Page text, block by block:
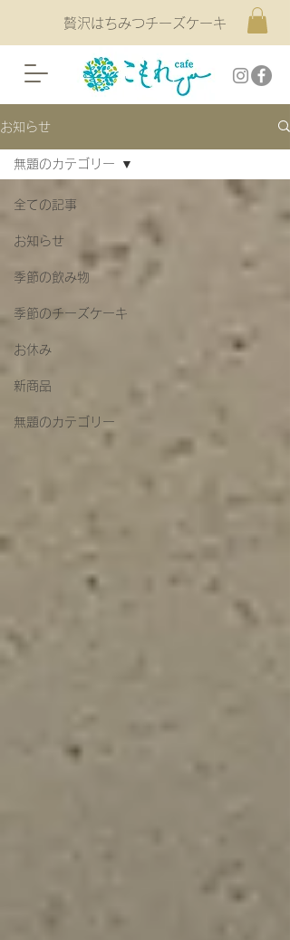
贅沢はちみつチーズケーキ
お知らせ
全ての記事
お知らせ
季節の飲み物
季節のチーズケーキ
お休み
新商品
無題のカテゴリー
無題のカテゴリー